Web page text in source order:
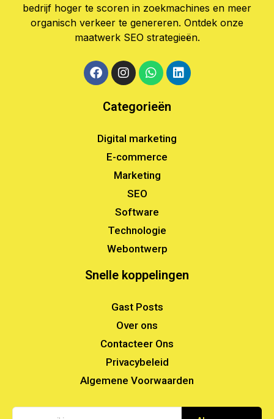
bedrijf hoger te scoren in zoekmachines en meer
organisch verkeer te genereren. Ontdek onze
maatwerk SEO strategieën.
Categorieën
Digital marketing
E-commerce
Marketing
SEO
Software
Technologie
Webontwerp
Snelle koppelingen
Gast Posts
Over ons
Contacteer Ons
Privacybeleid
Algemene Voorwaarden